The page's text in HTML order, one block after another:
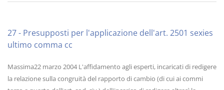
27 - Presupposti per l'applicazione dell'art. 2501 sexies
ultimo comma cc
Massima22 marzo 2004 L'affidamento agli esperti, incaricati di redigere
la relazione sulla congruità del rapporto di cambio (di cui ai commi